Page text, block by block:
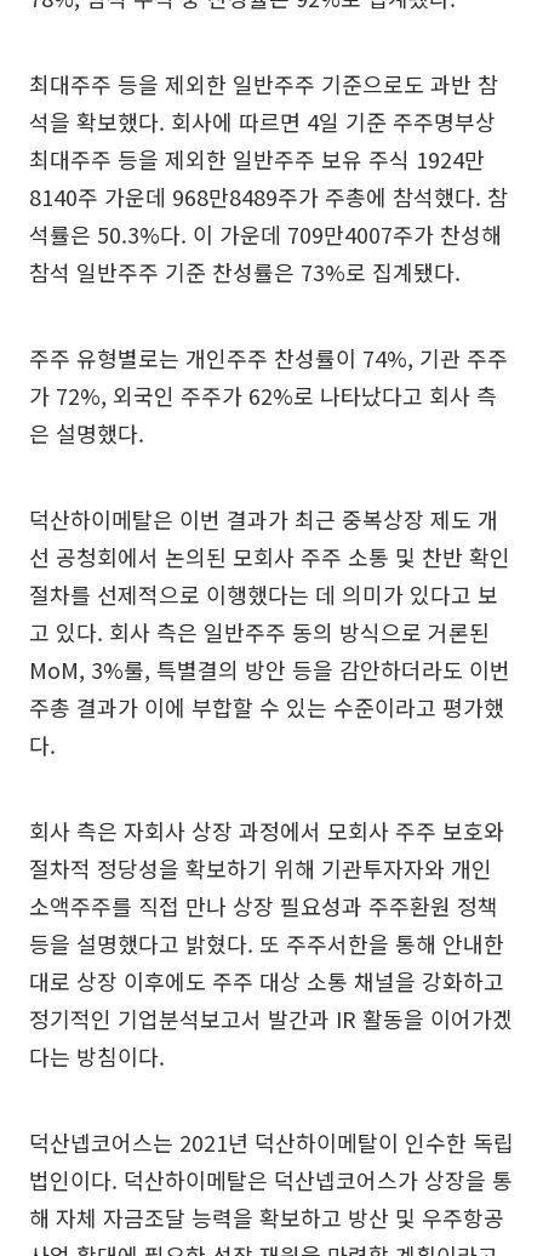
최대주주 등을 제외한 일반주주 기준으로도 과반 참
석을 확보했다. 회사에 따르면 4일 기준 주주명부상
최대주주 등을 제외한 일반주주 보유 주식 1924만
8140주 가운데 968만8489주가 주총에 참석했다. 참
석률은 50.3%다. 이 가운데 709만4007주가 찬성해
참석 일반주주 기준 찬성률은 73%로 집계됐다.
주주 유형별로는 개인주주 찬성률이 74%, 기관 주주
가 72%, 외국인 주주가 62%로 나타났다고 회사 측
은 설명했다.
덕산하이메탈은 이번 결과가 최근 중복상장 제도 개
선 공청회에서 논의된 모회사 주주 소통 및 찬반 확인
절차를 선제적으로 이행했다는 데 의미가 있다고 보
고 있다. 회사 측은 일반주주 동의 방식으로 거론된
MoM, 3%룰, 특별결의 방안 등을 감안하더라도 이번
주총 결과가 이에 부합할 수 있는 수준이라고 평가했
다.
회사 측은 자회사 상장 과정에서 모회사 주주 보호와
절차적 정당성을 확보하기 위해 기관투자자와 개인
소액주주를 직접 만나 상장 필요성과 주주환원 정책
등을 설명했다고 밝혔다. 또 주주서한을 통해 안내한
대로 상장 이후에도 주주 대상 소통 채널을 강화하고
정기적인 기업분석보고서 발간과 IR 활동을 이어가겠
다는 방침이다.
덕산넵코어스는 2021년 덕산하이메탈이 인수한 독립
법인이다. 덕산하이메탈은 덕산넵코어스가 상장을 통
해 자체 자금조달 능력을 확보하고 방산 및 우주항공